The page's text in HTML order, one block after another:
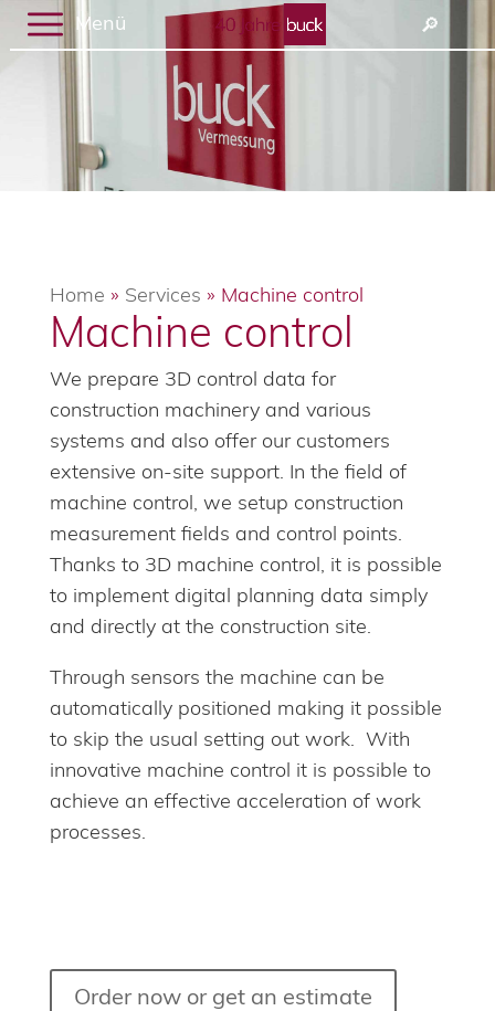
Menü 🔎︎
Home » Services » Machine control
Machine control
We prepare 3D control data for
construction machinery and various
systems and also offer our customers
extensive on-site support. In the field of
machine control, we setup construction
measurement fields and control points.
Thanks to 3D machine control, it is possible
to implement digital planning data simply
and directly at the construction site.
Through sensors the machine can be
automatically positioned making it possible
to skip the usual setting out work. With
innovative machine control it is possible to
achieve an effective acceleration of work
processes.
Order now or get an estimate